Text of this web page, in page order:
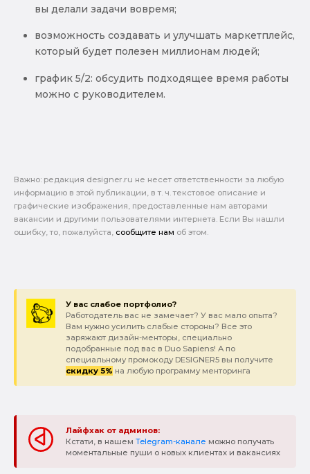
вы делали задачи вовремя;
возможность создавать и улучшать маркетплейс,
который будет полезен миллионам людей;
график 5/2: обсудить подходящее время работы
можно с руководителем.
Важно: pедакция designer.ru не несет ответственности за любую
информацию в этой публикации, в т. ч. текстовое описание и
графические изображения, предоставленные нам авторами
вакансии и другими пользователями интернета. Если Вы нашли
ошибку, то, пожалуйста, сообщите нам об этом.
У вас слабое портфолио?
Работодатель вас не замечает? У вас мало опыта?
Вам нужно усилить слабые стороны? Все это
заряжают дизайн-менторы, специально
подобранные под вас в Duo Sapiens! А по
специальному промокоду DESIGNER5 вы получите
скидку 5% на любую программу менторинга
Лайфхак от админов:
Кстати, в нашем Telegram-канале можно получать
моментальные пуши о новых клиентах и вакансиях